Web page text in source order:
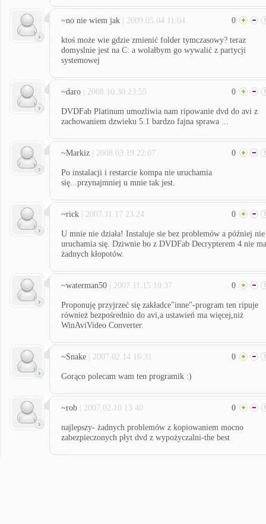
~no nie wiem jak | 2009.05.04 11:04 0
ktoś może wie gdzie zmienić folder tymczasowy? teraz
domyslnie jest na C: a wolałbym go wywalić z partycji
systemowej
~daro | 2008.10.30 23:55 0
DVDFab Platinum umozliwia nam ripowanie dvd do avi z
zachowaniem dzwieku 5.1 bardzo fajna sprawa ...
~Markiz | 2008.03.19 22:07 0
Po instalacji i restarcie kompa nie uruchamia
się...przynajmniej u mnie tak jest.
~rick | 2007.11.17 23:24 0
U mnie nie działa! Instaluje sie bez problemów a później nie
uruchamia się. Dziwnie bo z DVDFab Decrypterem 4 nie ma
żadnych kłopotów.
~waterman50 | 2007.11.15 10:37 0
Proponuję przyjrzeć się zakładce"inne"-program ten ripuje
również bezpośrednio do avi,a ustawień ma więcej,niż
WinAviVideo Converter.
~Snake | 2007.02.14 16:31 0
Gorąco polecam wam ten programik :)
~rob | 2007.02.10 13:40 0
najlepszy- żadnych problemów z kopiowaniem mocno
zabezpieczonych płyt dvd z wypożyczalni-the best